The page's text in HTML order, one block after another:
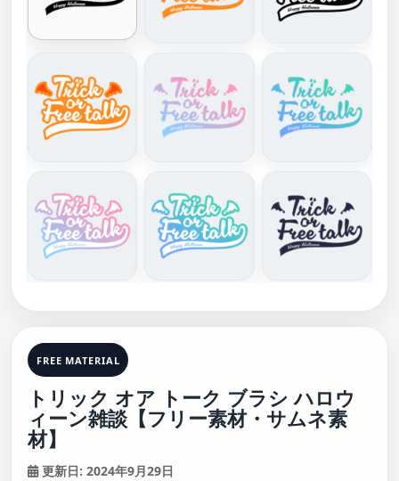
FREE MATERIAL
トリック オア トーク ブラシ ハロウ
ィーン雑談【フリー素材・サムネ素
材】
更新日: 2024年9月29日